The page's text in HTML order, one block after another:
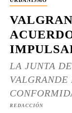
LA JUNTA
REDACCIÓN